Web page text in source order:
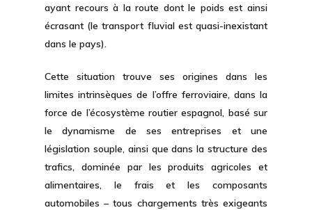
ayant recours à la route dont le poids est ainsi
écrasant (le transport fluvial est quasi-inexistant
dans le pays).
Cette situation trouve ses origines dans les
limites intrinsèques de l’offre ferroviaire, dans la
force de l’écosystème routier espagnol, basé sur
le dynamisme de ses entreprises et une
législation souple, ainsi que dans la structure des
trafics, dominée par les produits agricoles et
alimentaires, le frais et les composants
automobiles – tous chargements très exigeants